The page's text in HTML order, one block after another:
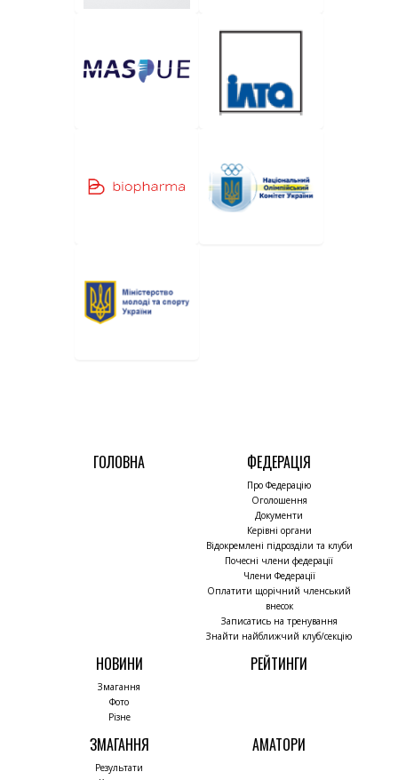
ГОЛОВНА ФЕДЕРАЦІЯ
Про Федерацію
Оголошення
Документи
Керівні органи
Відокремлені підрозділи та клуби
Почесні члени федерації
Члени Федерації
Оплатити щорічний членський
внесок
Записатись на тренування
Знайти найближчий клуб/секцію
НОВИНИ
Змагання
Фото
Різне
РЕЙТИНГИ
ЗМАГАННЯ
Результати
АМАТОРИ